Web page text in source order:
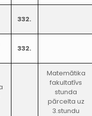
332.
332.
Matemātika
fakultatīvs
stunda
pārcelta uz
3.stundu